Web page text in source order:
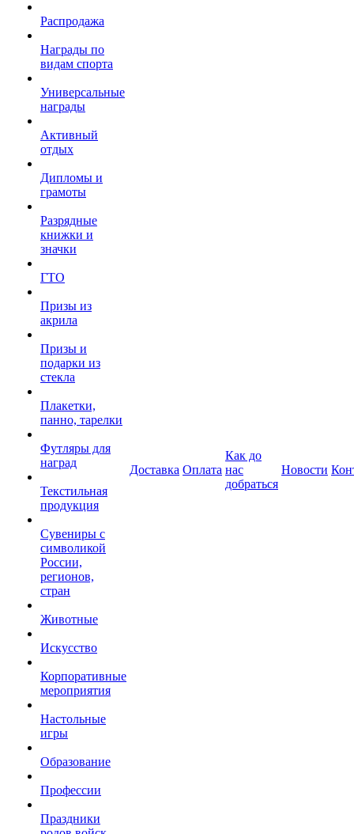
Распродажа
Награды по
видам спорта
Универсальные
награды
Активный
отдых
Дипломы и
грамоты
Разрядные
книжки и
значки
ГТО
Призы из
акрила
Призы и
подарки из
стекла
Плакетки,
панно, тарелки
Футляры для
наград
Текстильная
продукция
Сувениры с
символикой
России,
регионов,
стран
Животные
Искусство
Корпоративные
мероприятия
Настольные
игры
Образование
Профессии
Праздники
Доставка Оплата
Как до
нас
добраться
Новости